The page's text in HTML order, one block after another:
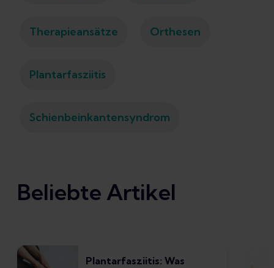
Therapieansätze Orthesen
Plantarfasziitis
Schienbeinkantensyndrom
Beliebte Artikel
Plantarfasziitis: Was